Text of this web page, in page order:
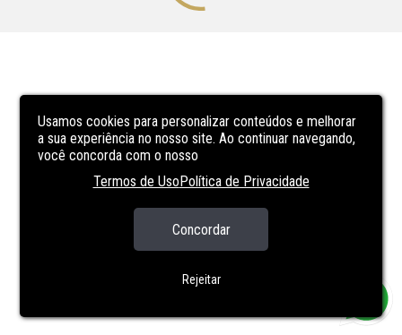
Usamos cookies para personalizar conteúdos e melhorar
a sua experiência no nosso site. Ao continuar navegando,
você concorda com o nosso
Termos de UsoPolítica de Privacidade
Concordar
Rejeitar